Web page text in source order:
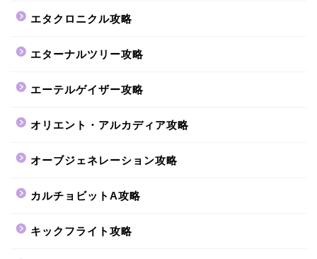
エタクロニクル攻略
エターナルツリー攻略
エーテルゲイザー攻略
オリエント・アルカディア攻略
オーブジェネレーション攻略
カルチョビットA攻略
キックフライト攻略